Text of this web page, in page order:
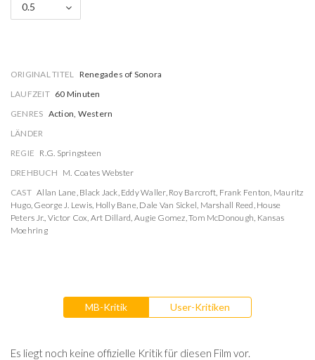
0.5
ORIGINAL TITEL Renegades of Sonora
LAUFZEIT 60 Minuten
GENRES Action, Western
LÄNDER
REGIE R.G. Springsteen
DREHBUCH M. Coates Webster
CAST Allan Lane, Black Jack, Eddy Waller, Roy Barcroft, Frank Fenton, Mauritz
Hugo, George J. Lewis, Holly Bane, Dale Van Sickel, Marshall Reed, House
Peters Jr., Victor Cox, Art Dillard, Augie Gomez,Tom McDonough, Kansas
Moehring
MB-Kritik User-Kritiken
Es liegt noch keine offizielle Kritik für diesen Film vor.